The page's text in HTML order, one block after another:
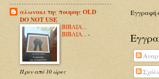
Εγγραφή
αλωνακι της ποιησης OLD
DO NOT USE
ΒΙΒΛΙΑ...
ΒΙΒΛΙΑ... -
Πριν από 10 ώρες